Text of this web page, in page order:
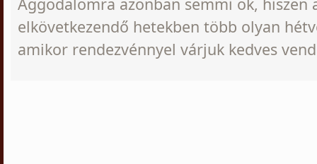
elkövetkezendő hetekben több olyan
amikor rendezvénnyel várjuk kedves